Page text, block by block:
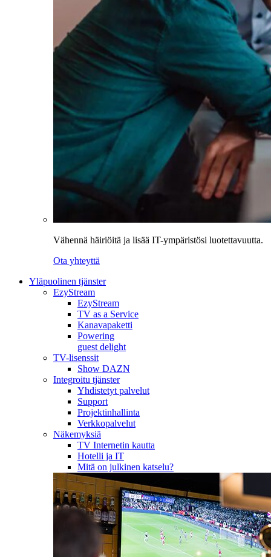
Vähennä häiriöitä ja lisää IT-ympäristösi luotettavuutta.
Ota yhteyttä
Yläpuolinen tjänster
EzyStream
EzyStream
TV as a Service
Kanavapaketti
Powering
guest delight
TV-lisenssit
Show DAZN
Integroitu tjänster
Yhdistetyt palvelut
Support
Projektinhallinta
Verkkopalvelut
Näkemyksiä
TV Internetin kautta
Hotelli ja IT
Mitä on julkinen katselu?